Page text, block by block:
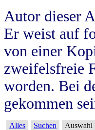
Autor dieser
Er weist auf
von einer
zweifelsfreie
worden. Bei
gekommen
Alles Suchen Auswahl